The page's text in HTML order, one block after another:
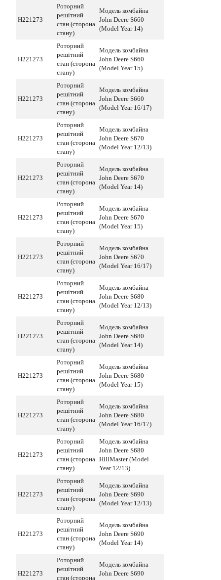
H221273
Роторний
решітний
стан (сторона
стану)
Модель комбайна
John Deere S660
(Model Year 14)
H221273
Роторний
решітний
стан (сторона
стану)
Модель комбайна
John Deere S660
(Model Year 15)
H221273
Роторний
решітний
стан (сторона
стану)
Модель комбайна
John Deere S660
(Model Year 16/17)
H221273
Роторний
решітний
стан (сторона
стану)
Модель комбайна
John Deere S670
(Model Year 12/13)
H221273
Роторний
решітний
стан (сторона
стану)
Модель комбайна
John Deere S670
(Model Year 14)
H221273
Роторний
решітний
стан (сторона
стану)
Модель комбайна
John Deere S670
(Model Year 15)
H221273
Роторний
решітний
стан (сторона
стану)
Модель комбайна
John Deere S670
(Model Year 16/17)
H221273
Роторний
решітний
стан (сторона
стану)
Модель комбайна
John Deere S680
(Model Year 12/13)
H221273
Роторний
решітний
стан (сторона
стану)
Модель комбайна
John Deere S680
(Model Year 14)
H221273
Роторний
решітний
стан (сторона
стану)
Модель комбайна
John Deere S680
(Model Year 15)
H221273
Роторний
решітний
стан (сторона
стану)
Модель комбайна
John Deere S680
(Model Year 16/17)
H221273
Роторний
решітний
стан (сторона
стану)
Модель комбайна
John Deere S680
HillMaster (Model
Year 12/13)
H221273
Роторний
решітний
стан (сторона
стану)
Модель комбайна
John Deere S690
(Model Year 12/13)
H221273
Роторний
решітний
стан (сторона
стану)
Модель комбайна
John Deere S690
(Model Year 14)
H221273
Роторний
решітний
стан (сторона
Модель комбайна
John Deere S690